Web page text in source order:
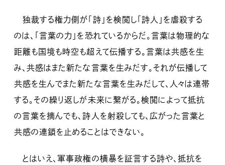
独裁する権力側が「詩」を検閲し「詩人」を虐殺する
のは、「言葉の力」を恐れているからだ。言葉は物理的な
距離も国境も時空も超えて伝播する。言葉は共感を生
み、共感はまた新たな言葉を生みだす。それが伝播して
共感を生んでまた新たな言葉を生みだして、人々は連帯
する。その繰り返しが未来に繋がる。検閲によって抵抗
の言葉を摘んでも、詩人を射殺しても、広がった言葉と
共感の連鎖を止めることはできない。
とはいえ、軍事政権の横暴を証言する詩や、抵抗を